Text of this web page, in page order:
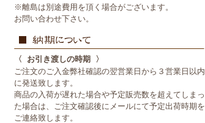
※離島は別途費用を頂く場合がございます。
お問い合わせ下さい。
〈 お引き渡しの時期 〉
ご注文のご入金弊社確認の翌営業日から３営業日以内
に発送致します。
商品の入荷が遅れた場合や予定販売数を超えてしまっ
た場合は、ご注文確認後にメールにて予定出荷時期を
ご連絡致します。